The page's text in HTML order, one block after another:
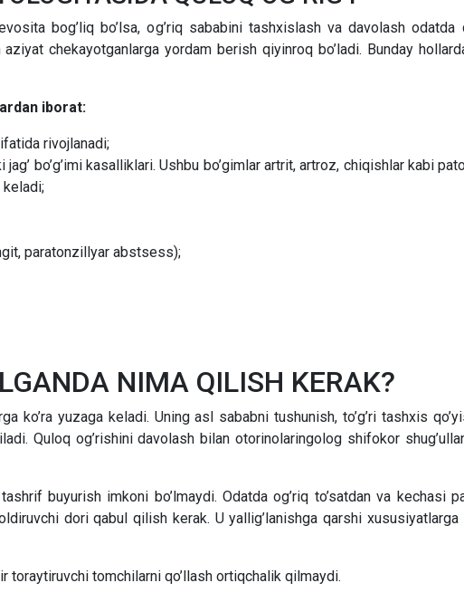
bog’liq bo’lsa, og’riq sababini tashxislash va davolash odatda
aziyat chekayotganlarga yordam berish qiyinroq bo’ladi. Bunday
iborat:
rivojlanadi;
bo’g’imi kasalliklari. Ushbu bo’gimlar artrit, artroz, chiqishlar kabi
keladi;
paratonzillyar abstsess);
NIMA QILISH KERAK?
ko’ra yuzaga keladi. Uning asl sababni tushunish, to’g’ri tashxis
Quloq og’rishini davolash bilan otorinolaringolog shifokor
buyurish imkoni bo’lmaydi. Odatda og’riq to’satdan va kechasi
dori qabul qilish kerak. U yallig’lanishga qarshi
toraytiruvchi tomchilarni qo’llash ortiqchalik qilmaydi.